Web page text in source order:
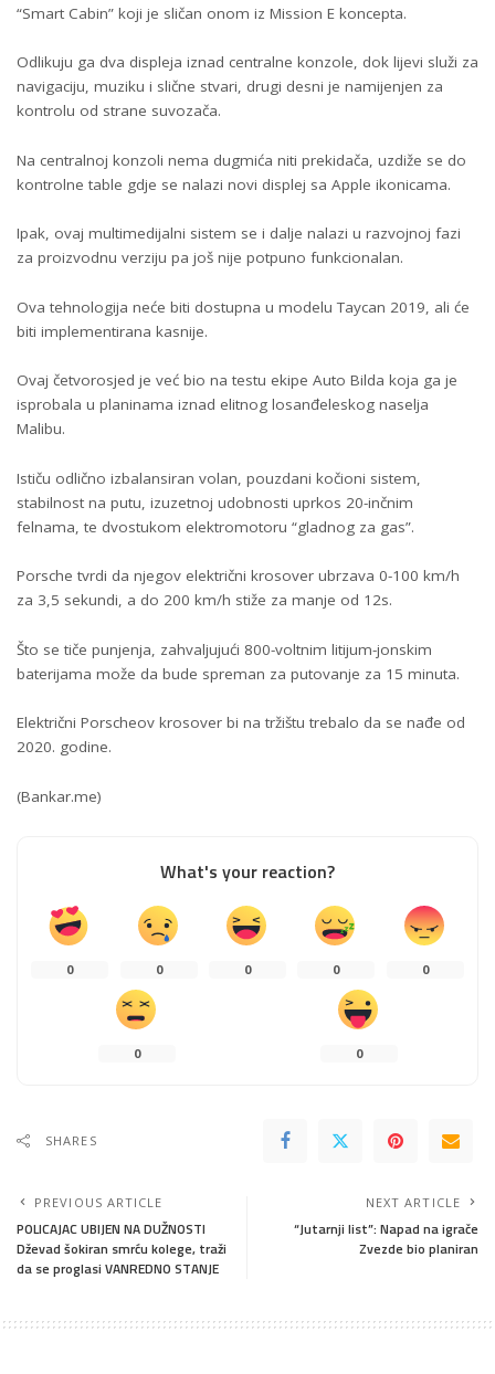
“Smart Cabin” koji je sličan onom iz Mission E koncepta.
Odlikuju ga dva displeja iznad centralne konzole, dok lijevi služi za
navigaciju, muziku i slične stvari, drugi desni je namijenjen za
kontrolu od strane suvozača.
Na centralnoj konzoli nema dugmića niti prekidača, uzdiže se do
kontrolne table gdje se nalazi novi displej sa Apple ikonicama.
Ipak, ovaj multimedijalni sistem se i dalje nalazi u razvojnoj fazi
za proizvodnu verziju pa još nije potpuno funkcionalan.
Ova tehnologija neće biti dostupna u modelu Taycan 2019, ali će
biti implementirana kasnije.
Ovaj četvorosjed je već bio na testu ekipe Auto Bilda koja ga je
isprobala u planinama iznad elitnog losanđeleskog naselja
Malibu.
Ističu odlično izbalansiran volan, pouzdani kočioni sistem,
stabilnost na putu, izuzetnoj udobnosti uprkos 20-inčnim
felnama, te dvostukom elektromotoru “gladnog za gas”.
Porsche tvrdi da njegov električni krosover ubrzava 0-100 km/h
za 3,5 sekundi, a do 200 km/h stiže za manje od 12s.
Što se tiče punjenja, zahvaljujući 800-voltnim litijum-jonskim
baterijama može da bude spreman za putovanje za 15 minuta.
Električni Porscheov krosover bi na tržištu trebalo da se nađe od
2020. godine.
(Bankar.me)
What's your reaction?
0 0 0 0 0
0 0
SHARES
PREVIOUS ARTICLE
POLICAJAC UBIJEN NA DUŽNOSTI
Dževad šokiran smrću kolege, traži
da se proglasi VANREDNO STANJE
NEXT ARTICLE
“Jutarnji list”: Napad na igrače
Zvezde bio planiran